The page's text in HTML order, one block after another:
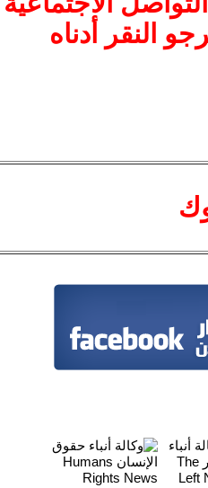
النقر أدناه